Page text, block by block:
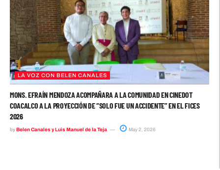
LA VOZ CON BELEN CANALES
MONS. EFRAÍN MENDOZA ACOMPAÑARA A LA COMUNIDAD EN CINEDOT
COACALCO A LA PROYECCIÓN DE “SOLO FUE UN ACCIDENTE” EN EL FICES
2026
byBelen Canales y Luis Manuel de la Teja May 2, 2026